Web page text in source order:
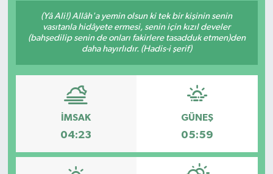
(Yâ Ali!) Allâh'a yemin olsun ki tek bir kişinin senin
vasıtanla hidâyete ermesi, senin için kızıl develer
(bahşedilip senin de onları fakirlere tasadduk etmen)den
daha hayırlıdır. (Hadis-i şerif)
İMSAK
04:23
GÜNEŞ
05:59